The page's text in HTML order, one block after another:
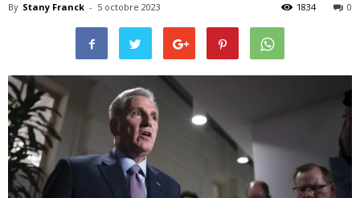
By Stany Franck - 5 octobre 2023 0
1834